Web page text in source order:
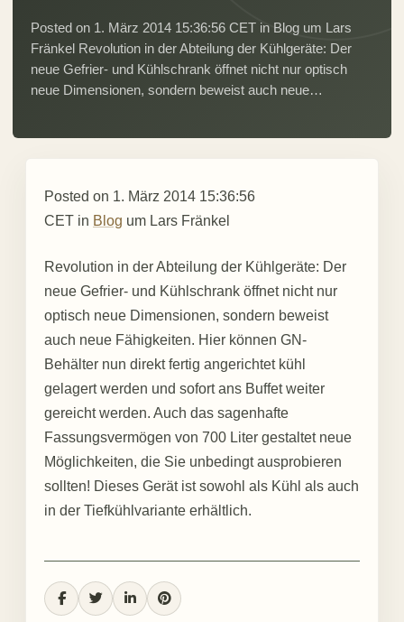
Posted on 1. März 2014 15:36:56 CET in Blog um Lars
Fränkel Revolution in der Abteilung der Kühlgeräte: Der
neue Gefrier- und Kühlschrank öffnet nicht nur optisch
neue Dimensionen, sondern beweist auch neue…
Posted on 1. März 2014 15:36:56
CET in Blog um Lars Fränkel
Revolution in der Abteilung der Kühlgeräte: Der
neue Gefrier- und Kühlschrank öffnet nicht nur
optisch neue Dimensionen, sondern beweist
auch neue Fähigkeiten. Hier können GN-
Behälter nun direkt fertig angerichtet kühl
gelagert werden und sofort ans Buffet weiter
gereicht werden. Auch das sagenhafte
Fassungsvermögen von 700 Liter gestaltet neue
Möglichkeiten, die Sie unbedingt ausprobieren
sollten! Dieses Gerät ist sowohl als Kühl als auch
in der Tiefkühlvariante erhältlich.